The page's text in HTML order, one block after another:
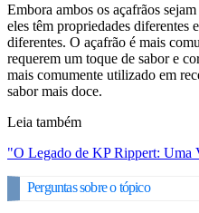
Embora ambos os açafrãos
eles têm propriedades diferentes
diferentes. O açafrão é mais
requerem um toque de sabor e
mais comumente utilizado em
sabor mais doce.
Leia também
"O Legado de KP Rippert: Uma
Perguntas sobre o tópico